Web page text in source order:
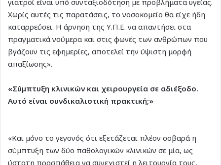
Χωρίς αυτές τις παρατάσεις, το νοσοκομείο θα είχε ήδη
καταρρεύσει. Η άρνηση της Υ.Π.Ε. να απαντήσει στα
πραγματικά νούμερα και στις φωνές των ανθρώπων που
βγάζουν τις εφημερίες, αποτελεί την ύψιστη μορφή
απαξίωσης».
«Σύμπτυξη κλινικών και χειρουργεία σε αδιέξοδο.
Αυτό είναι συνδικαλιστική πρακτική;»
«Και μόνο το γεγονός ότι εξετάζεται πλέον σοβαρά η
σύμπτυξη των δύο παθολογικών κλινικών σε μία, ως
ύστατη προσπάθεια να συνεχιστεί η λειτουργία τους,